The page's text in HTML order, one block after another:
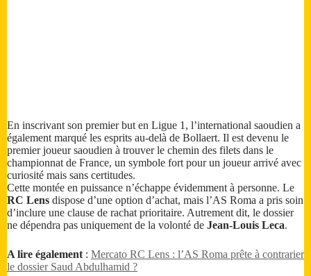
En inscrivant son premier but en Ligue 1, l’international saoudien a
également marqué les esprits au-delà de Bollaert. Il est devenu le
premier joueur saoudien à trouver le chemin des filets dans le
championnat de France, un symbole fort pour un joueur arrivé avec
curiosité mais sans certitudes.
Cette montée en puissance n’échappe évidemment à personne. Le
RC Lens dispose d’une option d’achat, mais l’AS Roma a pris soin
d’inclure une clause de rachat prioritaire. Autrement dit, le dossier
ne dépendra pas uniquement de la volonté de Jean-Louis Leca.
A lire également : Mercato RC Lens : l’AS Roma prête à contrarier
le dossier Saud Abdulhamid ?